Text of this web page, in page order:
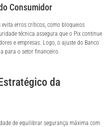
Consumidor
erros críticos, como bloqueios
técnica assegura que o Pix continue
e empresas. Logo, o ajuste do Banco
para o setor financeiro.
da
de equilibrar segurança máxima com